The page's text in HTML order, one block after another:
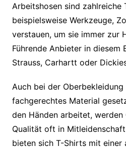
Arbeitshosen sind zahlreiche
beispielsweise Werkzeuge,
verstauen, um sie immer zur
Führende Anbieter in diesem
Strauss, Carhartt oder
Auch bei der
fachgerechtes Material
den Händen arbeitet,
Qualität oft in
bieten sich T-Shirts mit einer